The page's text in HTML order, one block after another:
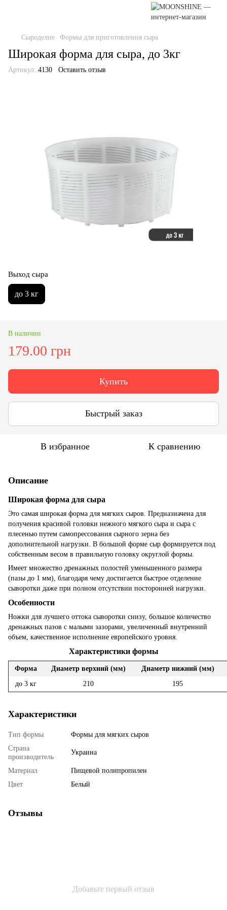
Сыроделие Формы для приготовления сыра
Широкая форма для сыра, до 3кг
Артикул: 4130 Оставить отзыв
Выход сыра
до 3 кг
В наличии
179.00 грн
Купить
Быстрый заказ
В избранное К сравнению
Описание
Широкая форма для сыра
Это самая широкая форма для мягких сыров. Предназначена для
получения красивой головки нежного мягкого сыра и сыра с
плесенью путем самопрессования сырного зерна без
дополнительной нагрузки. В большой форме сыр формируется под
собственным весом в правильную головку округлой формы.
Имеет множество дренажных полостей уменьшенного размера
(пазы до 1 мм), благодаря чему достигается быстрое отделение
сыворотки даже при полном отсутствии посторонней нагрузки.
Особенности
Ножки для лучшего оттока сыворотки снизу, большое количество
дренажных пазов с малыми зазорами, увеличенный внутренний
объем, качественное исполнение европейского уровня.
Характеристики формы
Форма Диаметр верхний (мм)
Диаметр нижний (мм)
до 3 кг
210 195
Характеристики
Тип формы
Формы для мягких сыров
Страна
производитель
Украина
Материал
Пищевой полипропилен
Цвет
Белый
Отзывы
Добавьте первый отзыв